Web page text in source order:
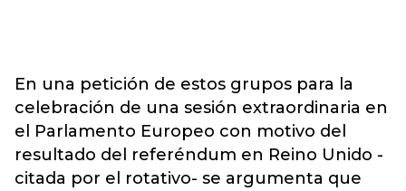
En una petición de estos grupos para la
celebración de una sesión extraordinaria en
el Parlamento Europeo con motivo del
resultado del referéndum en Reino Unido -
citada por el rotativo- se argumenta que